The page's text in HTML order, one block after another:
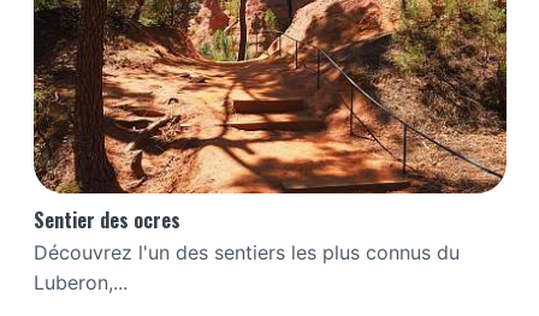
Sentier des ocres
Découvrez l'un des sentiers les plus connus du
Luberon,...